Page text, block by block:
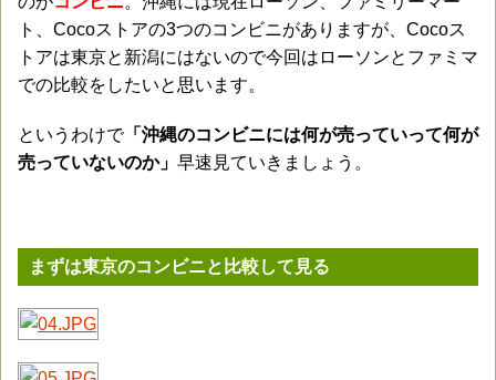
ト、Cocoストアの3つのコンビニがありますが、Cocoス
トアは東京と新潟にはないので今回はローソンとファミマ
での比較をしたいと思います。
というわけで「沖縄のコンビニには何が売っていって何が
売っていないのか」 早速見ていきましょう。
まずは東京のコンビニと比較して見る